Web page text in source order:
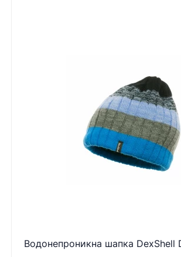
Водонепроникна шапка DexShell